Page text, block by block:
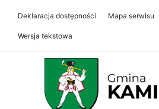
Deklaracja dostępności Mapa serwisu
Wersja tekstowa
Gmina Kamienica